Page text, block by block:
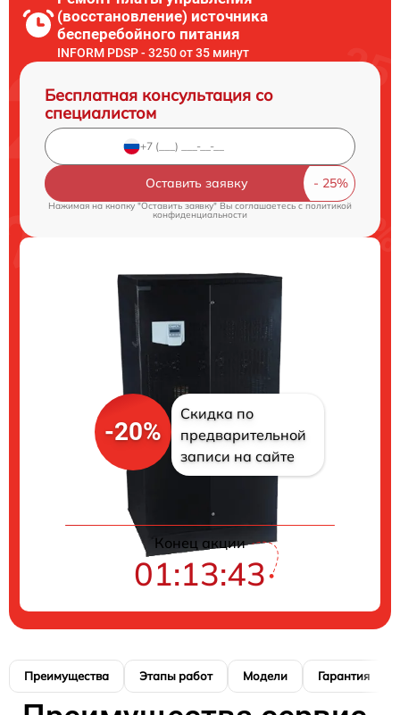
(восстановление) источника
бесперебойного питания
INFORM PDSP - 3250 от 35 минут
Бесплатная консультация со
специалистом
Оставить заявку
Нажимая на кнопку "Оставить заявку" Вы соглашаетесь cполитикой
конфиденциальности
-20%
Скидка по
предварительной
записи на сайте
Конец акции
01:13:42
Преимущества Этапы работ Модели Гарантия